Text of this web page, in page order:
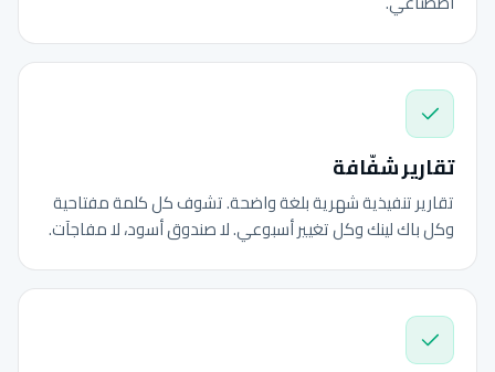
تقارير شفّافة
تقارير تنفيذية شهرية بلغة واضحة. تشوف كل كلمة مفتاحية
وكل باك لينك وكل تغيير أسبوعي. لا صندوق أسود، لا مفاجآت.